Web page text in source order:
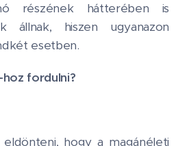
részének hátterében is
állnak, hiszen ugyanazon
esetben.
fordulni?
hogy a magánéleti